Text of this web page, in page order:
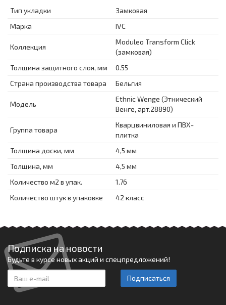
Тип укладки
Замковая
Марка
IVC
Коллекция
Moduleo Transform Click
(замковая)
Толщина защитного слоя, мм
0.55
Страна производства товара
Бельгия
Модель
Ethnic Wenge (Этнический
Венге, арт.28890)
Группа товара
Кварцвиниловая и ПВХ-
плитка
Толщина доски, мм
4,5 мм
Толщина, мм
4,5 мм
Количество м2 в упак.
1.76
Количество штук в упаковке
42 класс
Подписка на новости
Будьте в курсе новых акций и спецпредложений!
Подписаться